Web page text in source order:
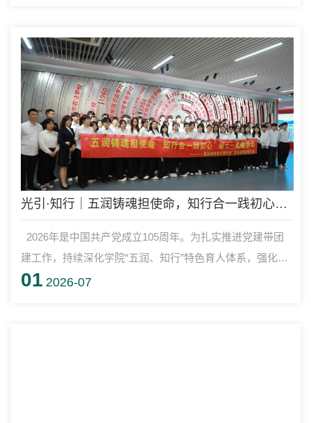
出状元，高手汇吉林”为核心立意，聚焦全省各行各业顶尖
技能人才，通过绝活展演、人物访谈、师徒同台的形式，弘
扬劳模精神、劳动精神、工匠精神，是我...
光引·知行｜五润铸魂担使命，知行合一践初心——旅游学院学生党支部系列活动献礼中国共产党建党105周年
2026年是中国共产党成立105周年。为扎实推进党建带团
建工作，持续深化学院“五润、知行”特色育人体系，强化青
年党员、发展对象、入党积极分子思想淬炼与实践锻炼，旅
01 2026-07